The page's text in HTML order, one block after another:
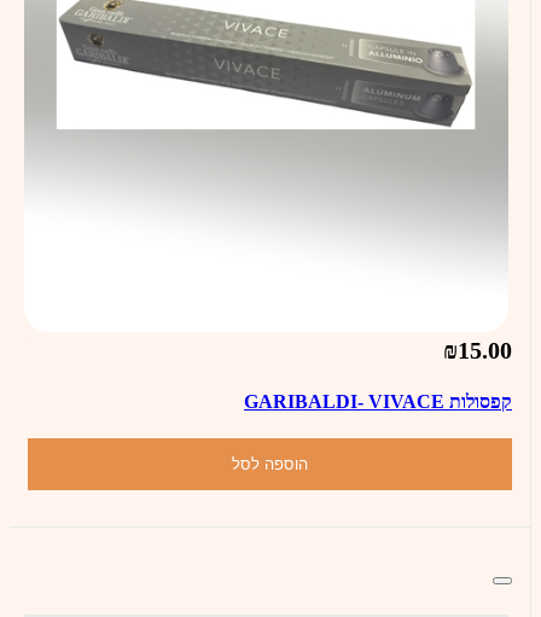
₪15.00
קפסולות GARIBALDI- VIVACE
הוספה לסל